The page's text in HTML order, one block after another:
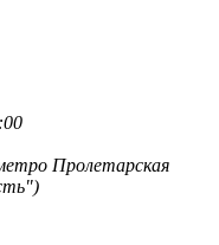
Пролетарская